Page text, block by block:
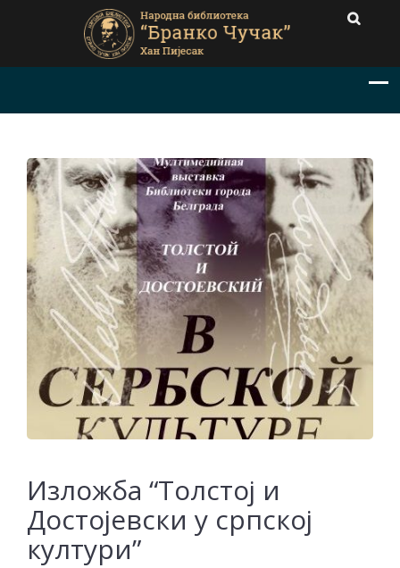
Изложба “Толстој и
Достојевски у српској
култури”